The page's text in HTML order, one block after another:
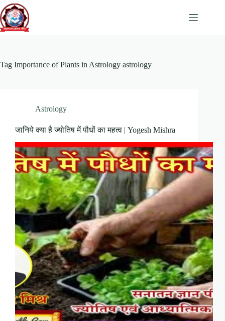
Skip
to
content
Tag Importance of Plants in Astrology astrology
Astrology
जानिये क्या है ज्योतिष में पौधों का महत्व | Yogesh Mishra